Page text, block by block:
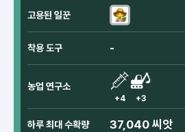
고용된 일꾼
착용 도구 -
농업 연구소
+4 +3
하루 최대 수확량 37,040 씨앗